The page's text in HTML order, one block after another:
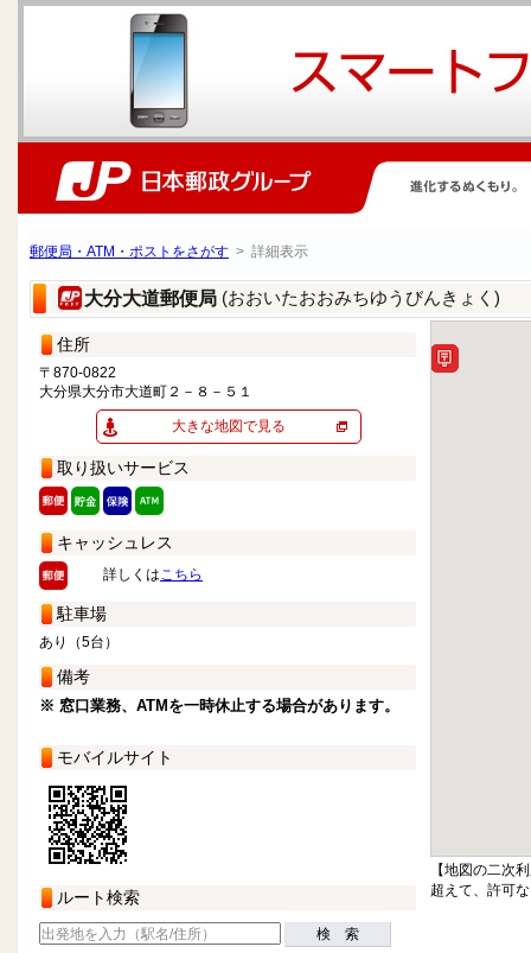
郵便局・ATM・ポストをさがす > 詳細表示
大分大道郵便局 (おおいたおおみちゆうびんきょく)
住所
〒870-0822
大分県大分市大道町２－８－５１
大きな地図で見る
取り扱いサービス
キャッシュレス
詳しくはこちら
駐車場
あり（5台）
備考
※ 窓口業務、ATMを一時休止する場合があります。
モバイルサイト
ルート検索
検 索
【地図の二次
超えて、許可